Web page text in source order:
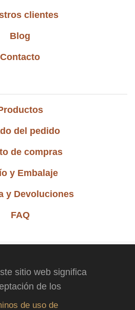
clientes
Blog
Contacto
del pedido
de compras
y Embalaje
y Devoluciones
FAQ
sitio web significa
de los
de uso de